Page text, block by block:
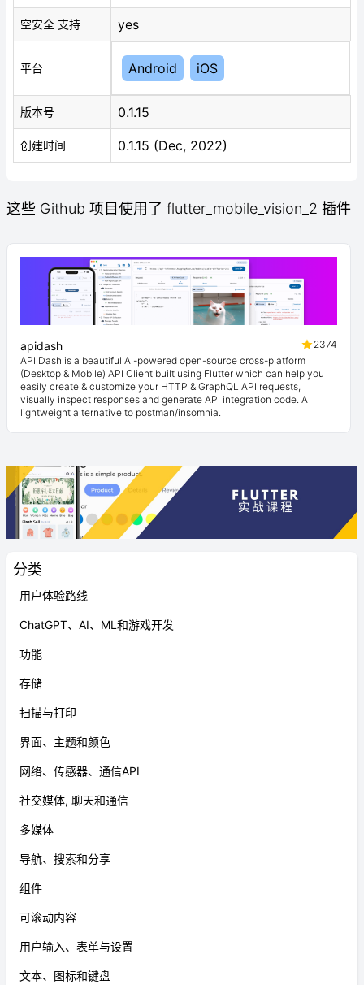
分类
用户体验路线
ChatGPT、AI、ML和游戏开发
功能
存储
扫描与打印
界面、主题和颜色
网络、传感器、通信API
社交媒体, 聊天和通信
多媒体
导航、搜索和分享
组件
可滚动内容
用户输入、表单与设置
文本、图标和键盘
空安全 支持 yes
平台 Android iOS
版本号 0.1.15
创建时间 0.1.15 (Dec, 2022)
这些 Github 项目使用了 flutter_mobile_vision_2 插件
apidash
2374
API Dash is a beautiful AI-powered open-source cross-platform
(Desktop & Mobile) API Client built using Flutter which can help you
easily create & customize your HTTP & GraphQL API requests,
visually inspect responses and generate API integration code. A
lightweight alternative to postman/insomnia.